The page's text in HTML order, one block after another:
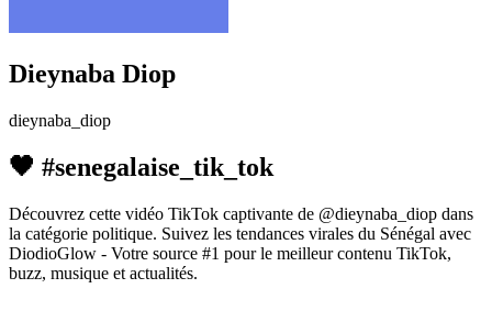
Dieynaba Diop
dieynaba_diop
🖤 #senegalaise_tik_tok
Découvrez cette vidéo TikTok captivante de @dieynaba_diop dans
la catégorie politique. Suivez les tendances virales du Sénégal avec
DiodioGlow - Votre source #1 pour le meilleur contenu TikTok,
buzz, musique et actualités.